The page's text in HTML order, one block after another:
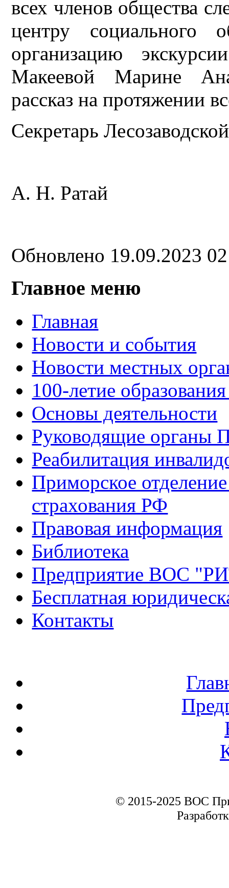
всех членов общества
центру социального
организацию
Макеевой Марине
рассказ на протяжении
Секретарь
А. Н. Ратай
Обновлено 19.09.2023
Главное меню
Главная
Новости и события
Новости местных
100-летие
Основы деятельности
Руководящие органы
Реабилитация
Приморское
страхования РФ
Правовая информация
Библиотека
Предприятие ВОС
Бесплатная
Контакты
© 2015-2025 ВОС